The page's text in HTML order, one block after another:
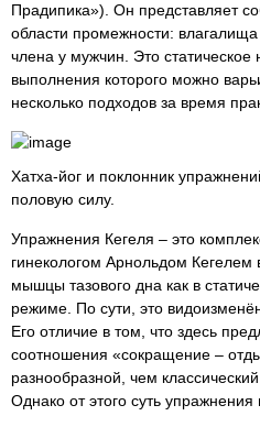
Прадипика»). Он представляет
области промежности:
члена у мужчин. Это
выполнения которого можно
несколько подходов за время
Хатха-йог и поклонник
половую силу.
Упражнения Кегеля – это
гинекологом Арнольдом Кегелем
мышцы тазового дна как в
режиме. По сути, это
Его отличие в том, что здесь
соотношения «сокращение –
разнообразной, чем
Однако от этого суть упражнения